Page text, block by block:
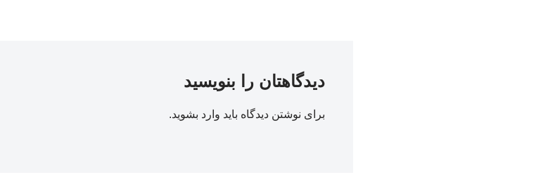
دیدگاهتان را بنویسید
برای نوشتن دیدگاه باید وارد بشوید.